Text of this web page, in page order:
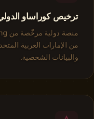
ترخيص كوراساو
من الإمارات العربية
والبيانات الشخصية.